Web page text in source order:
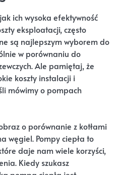
ich wysoka efektywność
eksploatacji, często
są najlepszym wyborem do
w porównaniu do
Ale pamiętaj, że
koszty instalacji i
mówimy o pompach
o porównanie z kotłami
węgiel. Pompy ciepła to
daje nam wiele korzyści,
Kiedy szukasz